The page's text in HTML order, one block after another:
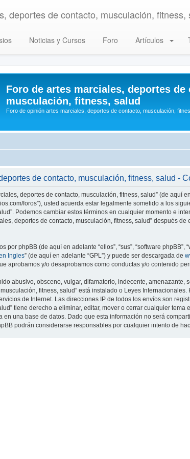
deportes de contacto, musculación, fitness,
Noticias y Cursos Foro Artículos
Foro de artes marciales, deportes de
musculación, fitness, salud
Foro de opinión artes marciales, deportes de contacto, musculación,
de contacto, musculación, fitness, salud -
deportes de contacto, musculación, fitness, salud” (de aquí
foros”), usted acuerda estar legalmente sometido a los
Podemos cambiar estos términos en cualquier momento e
deportes de contacto, musculación, fitness, salud” después
por phpBB (de aquí en adelante “ellos”, “sus”, “software
Ingles” (de aquí en adelante “GPL”) y puede ser descargada de
aprobamos y/o desaprobamos como conductas y/o contenido
abusivo, obsceno, vulgar, difamatorio, indecente,
fitness, salud” está instalado o Leyes
de Internet. Las direcciones IP de todos los envíos son
tiene derecho a eliminar, editar, mover o cerrar cualquier
en una base de datos. Dado que esta información no será
podrán considerarse responsables por cualquier intento de